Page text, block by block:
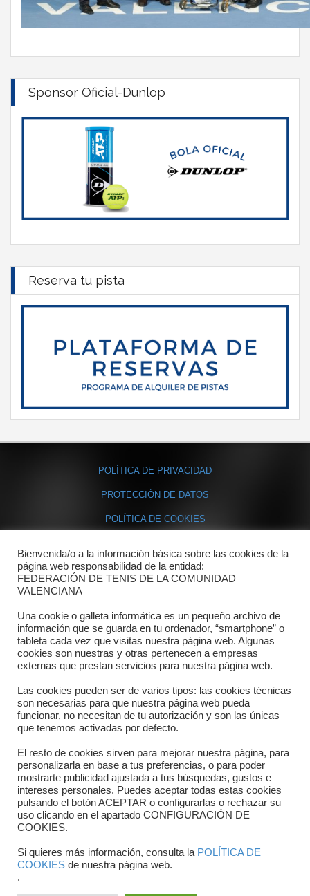
Sponsor Oficial-Dunlop
Reserva tu pista
POLÍTICA DE PRIVACIDAD
PROTECCIÓN DE DATOS
POLÍTICA DE COOKIES
Contacto
Dónde estamos
Directorio departamentos
Horario
Formulario de contacto
Copyright © 2025 FTCV
Bienvenida/o a la información básica sobre las cookies de la
página web responsabilidad de la entidad:
FEDERACIÓN DE TENIS DE LA COMUNIDAD
VALENCIANA
Una cookie o galleta informática es un pequeño archivo de
información que se guarda en tu ordenador, “smartphone” o
tableta cada vez que visitas nuestra página web. Algunas
cookies son nuestras y otras pertenecen a empresas
externas que prestan servicios para nuestra página web.
Las cookies pueden ser de varios tipos: las cookies técnicas
son necesarias para que nuestra página web pueda
funcionar, no necesitan de tu autorización y son las únicas
que tenemos activadas por defecto.
El resto de cookies sirven para mejorar nuestra página, para
personalizarla en base a tus preferencias, o para poder
mostrarte publicidad ajustada a tus búsquedas, gustos e
intereses personales. Puedes aceptar todas estas cookies
pulsando el botón ACEPTAR o configurarlas o rechazar su
uso clicando en el apartado CONFIGURACIÓN DE
COOKIES.
Si quieres más información, consulta la POLÍTICA DE
COOKIES de nuestra página web.
.